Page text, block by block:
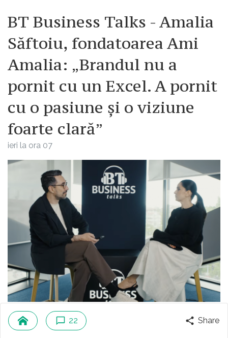
BT Business Talks - Amalia
Săftoiu, fondatoarea Ami
Amalia: „Brandul nu a
pornit cu un Excel. A pornit
cu o pasiune și o viziune
foarte clară”
ieri la ora 07
În cel mai nou episod al podcastului
economic al Băncii Transilvania, BT Business
22 Share